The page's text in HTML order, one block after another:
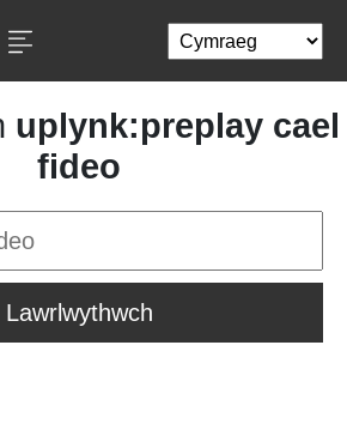
uplynk:preplay cael
fideo
Lawrlwythwch